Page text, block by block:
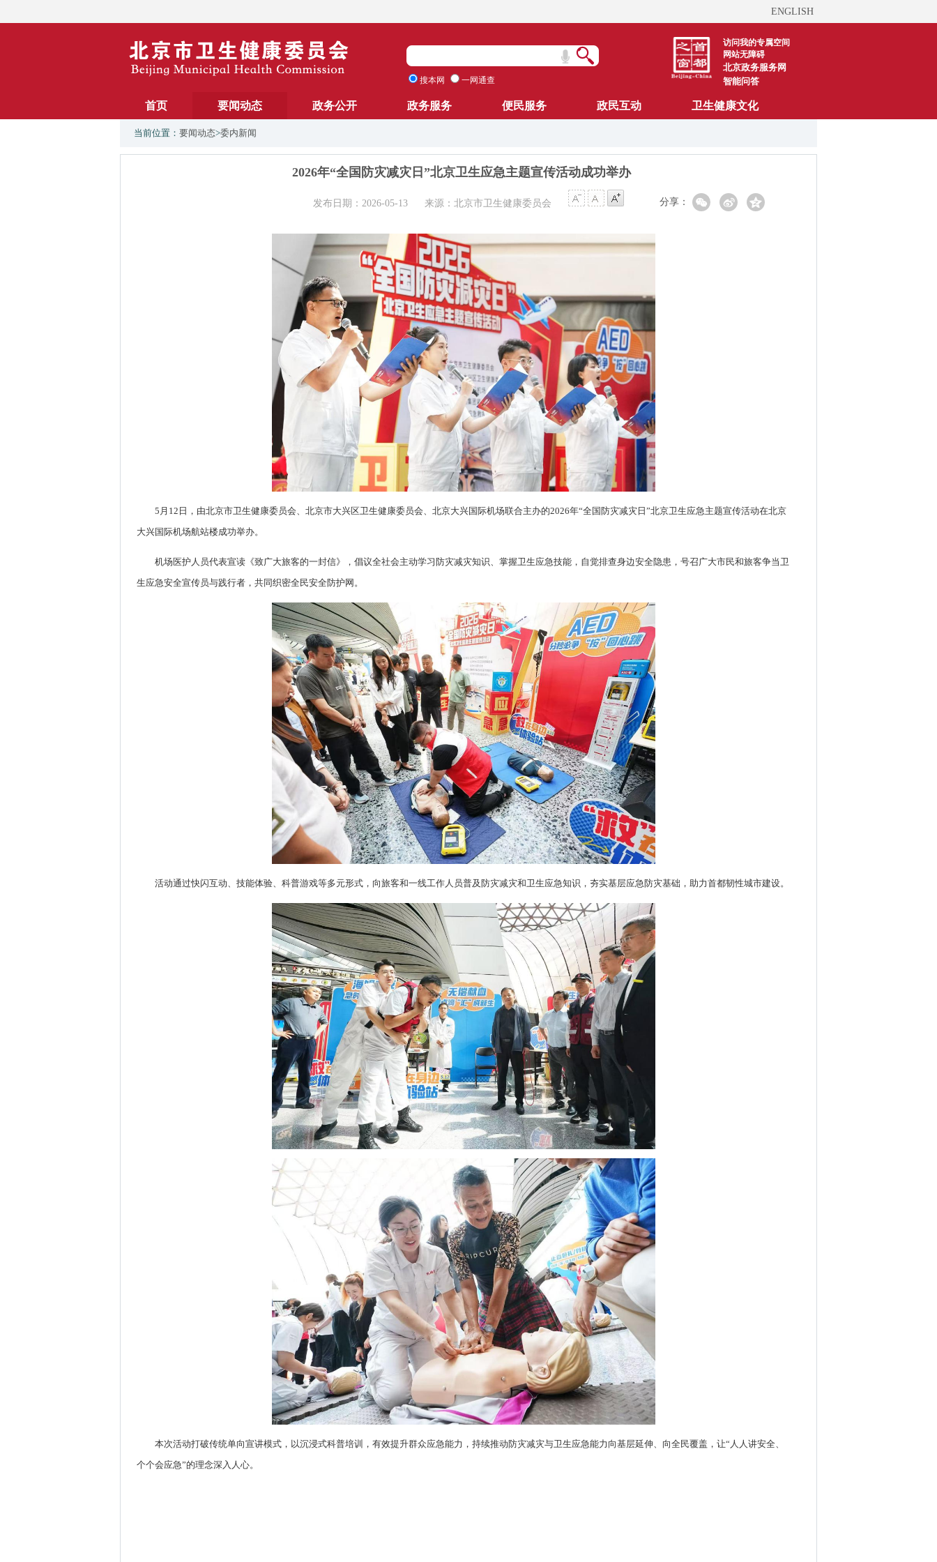
ENGLISH
访问我的专属空间
网站无障碍
北京政务服务网
智能问答
搜本网 一网通查
首页 要闻动态 政务公开 政务服务 便民服务 政民互动 卫生健康文化
当前位置： 要闻动态>委内新闻
2026年“全国防灾减灾日”北京卫生应急主题宣传活动成功举办
发布日期：2026-05-13 来源：北京市卫生健康委员会 分享：
5月12日，由北京市卫生健康委员会、北京市大兴区卫生健康委员会、北京大兴国际机场联合主办的2026年“全国防灾减灾日”北京卫生应急主题宣传活动在北京
大兴国际机场航站楼成功举办。
机场医护人员代表宣读《致广大旅客的一封信》，倡议全社会主动学习防灾减灾知识、掌握卫生应急技能，自觉排查身边安全隐患，号召广大市民和旅客争当卫
生应急安全宣传员与践行者，共同织密全民安全防护网。
活动通过快闪互动、技能体验、科普游戏等多元形式，向旅客和一线工作人员普及防灾减灾和卫生应急知识，夯实基层应急防灾基础，助力首都韧性城市建设。
本次活动打破传统单向宣讲模式，以沉浸式科普培训，有效提升群众应急能力，持续推动防灾减灾与卫生应急能力向基层延伸、向全民覆盖，让“人人讲安全、
个个会应急”的理念深入人心。